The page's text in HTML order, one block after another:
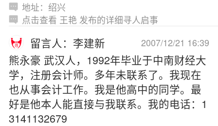
地址：绍兴
点击查看 王艳 发布的详细寻人启事
2007/12/21 16:39
留言人：李建新
熊永豪 武汉人，1992年毕业于中南财经大
学，注册会计师。多年未联系了。我现在
也从事会计工作。我是他高中的同学。最
好是他本人能直接与我联系。我的电话：1
3141132679